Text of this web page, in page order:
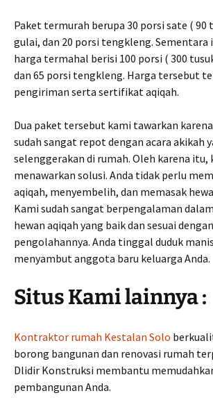
Paket termurah berupa 30 porsi sate ( 90
gulai, dan 20 porsi tengkleng. Sementara
harga termahal berisi 100 porsi ( 300
dan 65 porsi tengkleng. Harga tersebut
pengiriman serta sertifikat aqiqah.
Dua paket tersebut kami tawarkan
sudah sangat repot dengan acara akikah
selenggerakan di rumah. Oleh karena itu,
menawarkan solusi. Anda tidak perlu
aqiqah, menyembelih, dan memasak
Kami sudah sangat berpengalaman
hewan aqiqah yang baik dan sesuai
pengolahannya. Anda tinggal duduk
menyambut anggota baru keluarga Anda.
Situs Kami lainnya :
Kontraktor rumah Kestalan Solo
borong bangunan dan renovasi rumah
Dlidir Konstruksi membantu
pembangunan Anda.